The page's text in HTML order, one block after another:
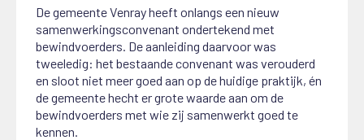
De gemeente Venray heeft onlangs een nieuw
samenwerkingsconvenant ondertekend met
bewindvoerders. De aanleiding daarvoor was
tweeledig: het bestaande convenant was verouderd
en sloot niet meer goed aan op de huidige praktijk, én
de gemeente hecht er grote waarde aan om de
bewindvoerders met wie zij samenwerkt goed te
kennen.